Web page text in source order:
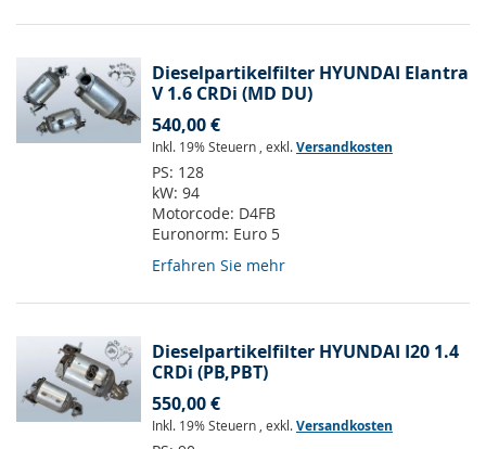
Dieselpartikelfilter HYUNDAI Elantra
V 1.6 CRDi (MD DU)
540,00 €
Inkl. 19% Steuern , exkl.Versandkosten
PS: 128
kW: 94
Motorcode: D4FB
Euronorm: Euro 5
Erfahren Sie mehr
Dieselpartikelfilter HYUNDAI I20 1.4
CRDi (PB,PBT)
550,00 €
Inkl. 19% Steuern , exkl.Versandkosten